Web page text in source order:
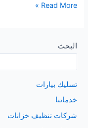
شركة
فى
محايل
Read More »
البحث
تسليك بيارات
خدماتنا
شركات تنظيف خزانات